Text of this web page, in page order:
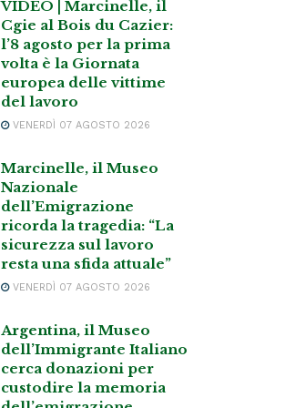
VIDEO | Marcinelle, il
Cgie al Bois du Cazier:
l’8 agosto per la prima
volta è la Giornata
europea delle vittime
del lavoro
VENERDÌ 07 AGOSTO 2026
Marcinelle, il Museo
Nazionale
dell’Emigrazione
ricorda la tragedia: “La
sicurezza sul lavoro
resta una sfida attuale”
VENERDÌ 07 AGOSTO 2026
Argentina, il Museo
dell’Immigrante Italiano
cerca donazioni per
custodire la memoria